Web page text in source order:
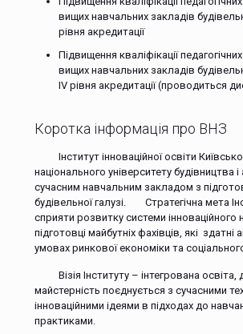
вищих навчальних закладів
рівня акредитації
Підвищення кваліфікації
вищих навчальних закладів
ІV рівня акредитації (проводиться
Коротка інформація про ВНЗ
Інститут інноваційної освіти
національного університету будівництва і
сучасним навчальним закладом з
будівельної галузі. Стратегічна мета
сприяти розвитку системи інноваційного
підготовці майбутніх фахівців, які здатні
умовах ринкової економіки та
Візія Інституту – інтегрована освіта,
майстерність поєднується з сучасними
інноваційними ідеями в підходах до
практиками.